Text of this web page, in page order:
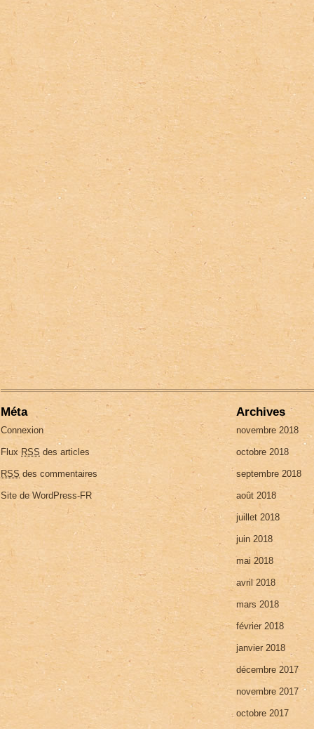
Méta
Connexion
Flux RSS des articles
RSS des commentaires
Site de WordPress-FR
Archives
novembre 2018
octobre 2018
septembre 2018
août 2018
juillet 2018
juin 2018
mai 2018
avril 2018
mars 2018
février 2018
janvier 2018
décembre 2017
novembre 2017
octobre 2017